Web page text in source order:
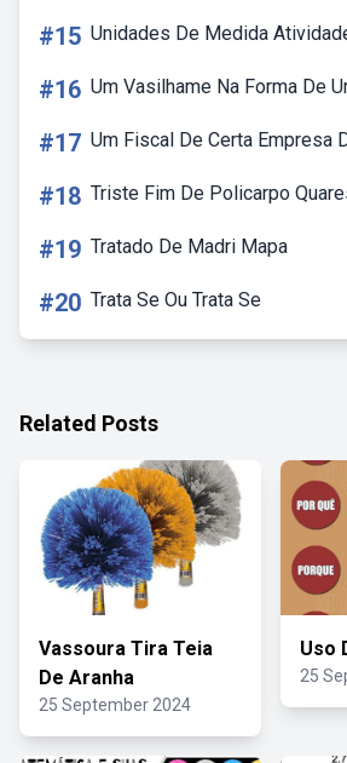
#15 Unidades De Medida
#16 Um Vasilhame Na Forma De
#17 Um Fiscal De Certa Empresa
#18 Triste Fim De Policarpo
#19 Tratado De Madri Mapa
#20 Trata Se Ou Trata Se
Related Posts
Vassoura Tira Teia
De Aranha
25 September 2024
Uso
25